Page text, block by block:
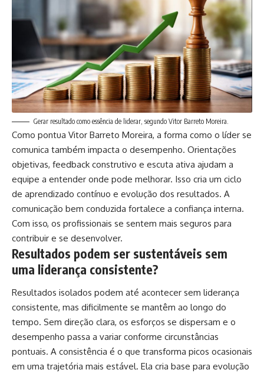
Gerar resultado como essência de liderar, segundo Vitor Barreto Moreira.
Como pontua Vitor Barreto Moreira, a forma como o líder se
comunica também impacta o desempenho. Orientações
objetivas, feedback construtivo e escuta ativa ajudam a
equipe a entender onde pode melhorar. Isso cria um ciclo
de aprendizado contínuo e evolução dos resultados. A
comunicação bem conduzida fortalece a confiança interna.
Com isso, os profissionais se sentem mais seguros para
contribuir e se desenvolver.
Resultados podem ser sustentáveis sem
uma liderança consistente?
Resultados isolados podem até acontecer sem liderança
consistente, mas dificilmente se mantêm ao longo do
tempo. Sem direção clara, os esforços se dispersam e o
desempenho passa a variar conforme circunstâncias
pontuais. A consistência é o que transforma picos ocasionais
em uma trajetória mais estável. Ela cria base para evolução